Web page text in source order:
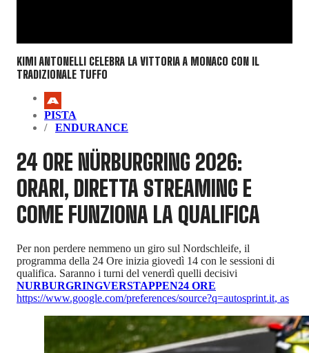
KIMI ANTONELLI CELEBRA LA VITTORIA A MONACO CON IL
TRADIZIONALE TUFFO
PISTA
ENDURANCE
24 ORE NÜRBURGRING 2026:
ORARI, DIRETTA STREAMING E
COME FUNZIONA LA QUALIFICA
Per non perdere nemmeno un giro sul Nordschleife, il
programma della 24 Ore inizia giovedì 14 con le sessioni di
qualifica. Saranno i turni del venerdì quelli decisivi
NURBURGRINGVERSTAPPEN24 ORE
https://www.google.com/preferences/source?q=autosprint.it, as